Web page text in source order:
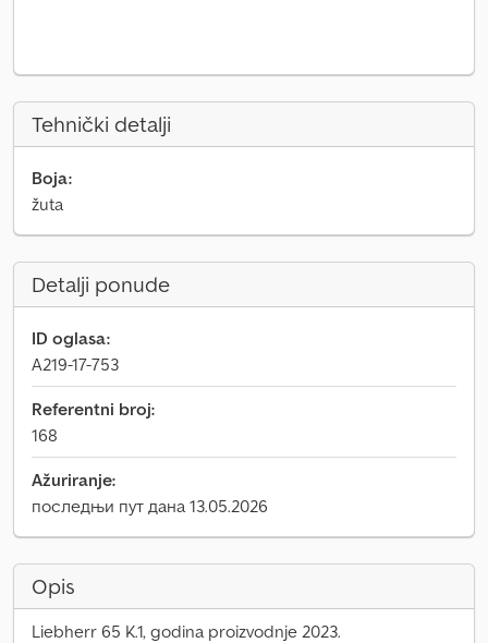
Tehnički detalji
Boja:
žuta
Detalji ponude
ID oglasa:
A219-17-753
Referentni broj:
168
Ažuriranje:
последњи пут дана 13.05.2026
Opis
Liebherr 65 K.1, godina proizvodnje 2023.